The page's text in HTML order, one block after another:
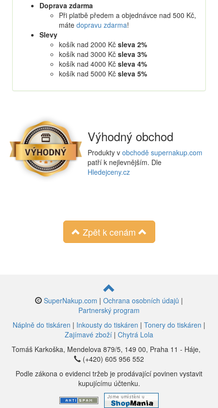
Doprava zdarma
Při platbě předem a objednávce nad 500 Kč,
máte dopravu zdarma!
Slevy
košík nad 2000 Kč sleva 2%
košík nad 3000 Kč sleva 3%
košík nad 4000 Kč sleva 4%
košík nad 5000 Kč sleva 5%
Výhodný obchod
Produkty v obchodě supernakup.com
patří k nejlevnějším. Dle
Hledejceny.cz
Zpět k cenám
SuperNakup.com | Ochrana osobních údajů |
Partnerský program
Náplně do tiskáren | Inkousty do tiskáren | Tonery do tiskáren |
Zajímavé zboží | Chytrá Lola
Tomáš Karkoška, Mendelova 879/5, 149 00, Praha 11 - Háje,
(+420) 605 956 552
Podle zákona o evidenci tržeb je prodávající povinen vystavit
kupujícímu účtenku.